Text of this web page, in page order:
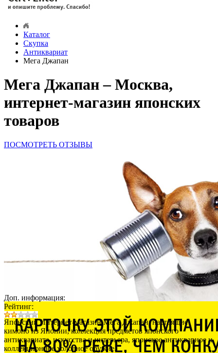
Каталог
Скупка
Антиквариат
Мега Джапан
Мега Джапан – Москва,
интернет-магазин японских
товаров
ПОСМОТРЕТЬ ОТЗЫВЫ
Доп. информация:
Рейтинг:
Японский Интернет-магазин Мега Джапан: настоящие
кимоно из Японии, коллекция предметов японского
антиквариата, искусства и интерьера, японское антикварное и
коллекционное холодное оружие.